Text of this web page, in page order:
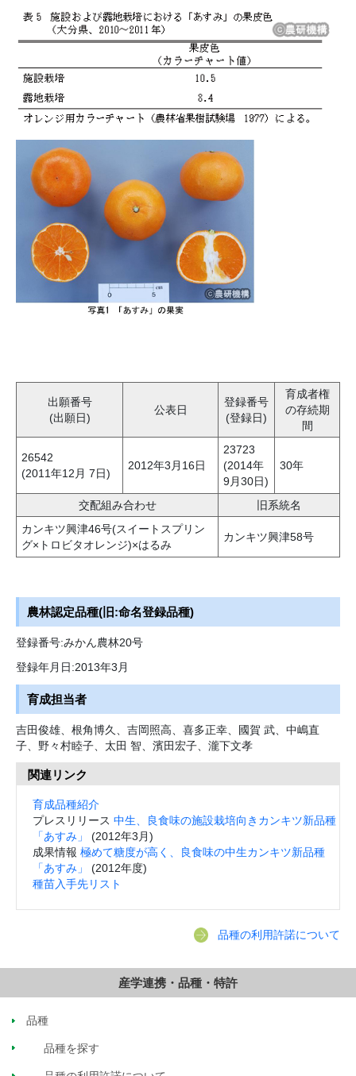
出願番号
(出願日)
公表日
登録番号
(登録日)
育成者権
の存続期
間
26542
(2011年12月 7日)
2012年3月16日
23723
(2014年
9月30日)
30年
交配組み合わせ
旧系統名
カンキツ興津46号(スイートスプリン
グ×トロビタオレンジ)×はるみ
カンキツ興津58号
農林認定品種(旧:命名登録品種)
登録番号:みかん農林20号
登録年月日:2013年3月
育成担当者
吉田俊雄、根角博久、吉岡照高、喜多正幸、國賀 武、中嶋直
子、野々村睦子、太田 智、濱田宏子、瀧下文孝
関連リンク
育成品種紹介
プレスリリース 中生、良食味の施設栽培向きカンキツ新品種
「あすみ」
(2012年3月)
成果情報 極めて糖度が高く、良食味の中生カンキツ新品種
「あすみ」
(2012年度)
種苗入手先リスト
品種の利用許諾について
産学連携・品種・特許
品種
品種を探す